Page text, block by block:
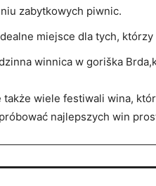
zabytkowych piwnic.
miejsce dla tych,
‍winnica w goriška
także wiele ⁣festiwali wina,
najlepszych win